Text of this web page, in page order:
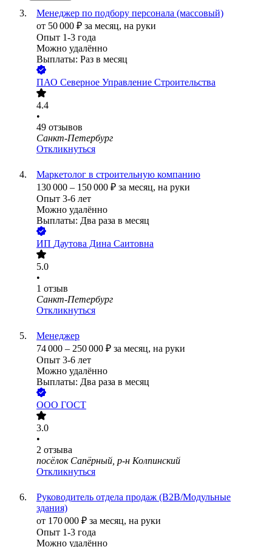
Менеджер по подбору персонала (массовый)
от 50 000 ₽ за месяц, на руки
Опыт 1-3 года
Можно удалённо
Выплаты: Раз в месяц
ПАО Северное Управление Строительства
4.4
•
49 отзывов
Санкт-Петербург
Откликнуться
Маркетолог в строительную компанию
130 000 – 150 000 ₽ за месяц, на руки
Опыт 3-6 лет
Можно удалённо
Выплаты: Два раза в месяц
ИП Даутова Дина Саитовна
5.0
•
1 отзыв
Санкт-Петербург
Откликнуться
Менеджер
74 000 – 250 000 ₽ за месяц, на руки
Опыт 3-6 лет
Можно удалённо
Выплаты: Два раза в месяц
ООО ГОСТ
3.0
•
2 отзыва
посёлок Сапёрный, р-н Колпинский
Откликнуться
Руководитель отдела продаж (B2B/Модульные
здания)
от 170 000 ₽ за месяц, на руки
Опыт 1-3 года
Можно удалённо